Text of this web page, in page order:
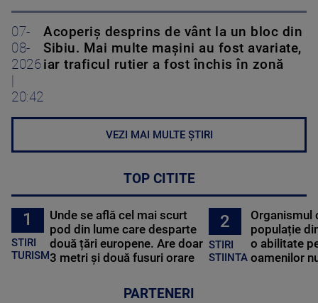
07-
08-
2026
20:42
Acoperiş desprins de vânt la un bloc din
Sibiu. Mai multe maşini au fost avariate,
iar traficul rutier a fost închis în zonă
VEZI MAI MULTE ȘTIRI
TOP CITITE
1
STIRI
TURISM
Unde se află cel mai scurt
pod din lume care desparte
două țări europene. Are doar
3 metri și două fusuri orare
2
STIRI
STIINTA
Organismul
populație
o abilitate
oamenilor
PARTENERI